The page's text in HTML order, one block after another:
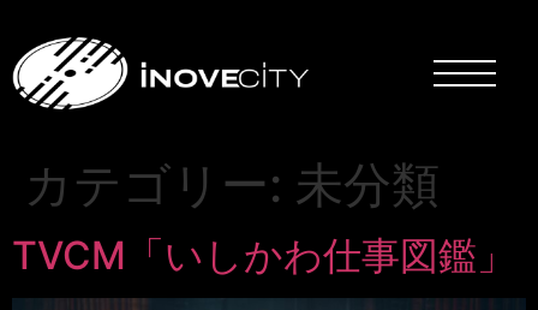
カテゴリー: 未分類
TVCM「いしかわ仕事図鑑」